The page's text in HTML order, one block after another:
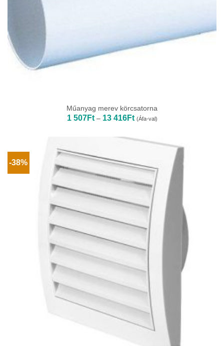
Műanyag merev körcsatorna
1 507Ft – 13 416FtÁrtartomány:
1
-
13
(Áfa-val)
-38%